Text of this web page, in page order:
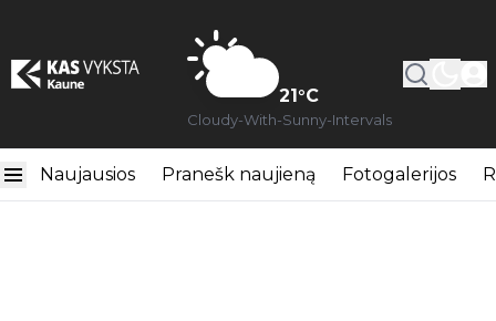
21°C
Cloudy-With-Sunny-Intervals
Naujausios Pranešk naujieną Fotogalerijos